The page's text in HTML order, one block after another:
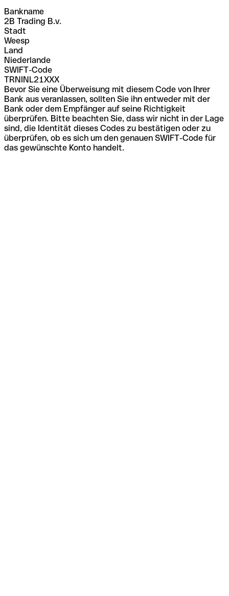
Bankname
2B Trading B.v.
Stadt
Weesp
Land
Niederlande
SWIFT-Code
TRNINL21XXX
Bevor Sie eine Überweisung mit diesem Code von Ihrer
Bank aus veranlassen, sollten Sie ihn entweder mit der
Bank oder dem Empfänger auf seine Richtigkeit
überprüfen. Bitte beachten Sie, dass wir nicht in der Lage
sind, die Identität dieses Codes zu bestätigen oder zu
überprüfen, ob es sich um den genauen SWIFT-Code für
das gewünschte Konto handelt.